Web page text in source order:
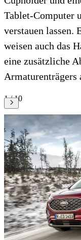
Tablet-Computer
verstauen lassen.
weisen auch das
eine zusätzliche
Armaturenträgers
1 / 10